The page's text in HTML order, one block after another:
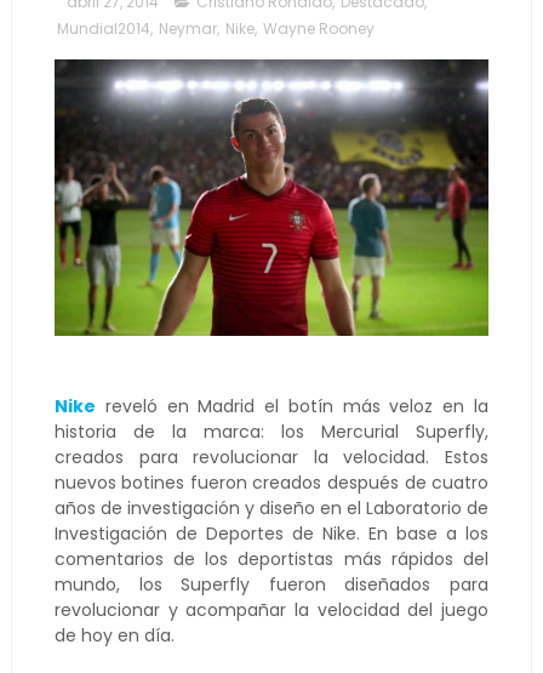
Mundial2014, Neymar, Nike, Wayne Rooney
Nike reveló en Madrid el botín más veloz en la
historia de la marca: los Mercurial Superfly,
creados para revolucionar la velocidad. Estos
nuevos botines fueron creados después de cuatro
años de investigación y diseño en el Laboratorio de
Investigación de Deportes de Nike. En base a los
comentarios de los deportistas más rápidos del
mundo, los Superfly fueron diseñados para
revolucionar y acompañar la velocidad del juego
de hoy en día.